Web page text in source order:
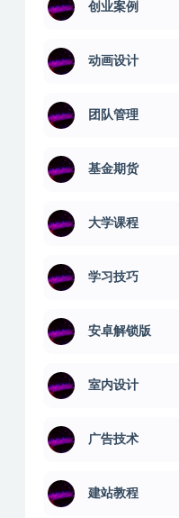
创业案例
动画设计
团队管理
基金期货
大学课程
学习技巧
安卓解锁版
室内设计
广告技术
建站教程